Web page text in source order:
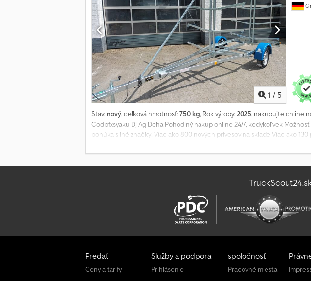
1 / 5
Stav: nový, celková hmotnosť:750 kg, Rok výroby:2025, nakupujte online
Codpfxsyaku Dj Ag Deha Pohodlný nákup online 24/7, kedykoľvek
ponúka silné značky! Viac ako 800 nových prívesov na sklade Viac ako
NAVY N7-17 KY na kanoe, kajak, SUP board, rám 750 kg, model 2025
pozinkovaný, 310-550 x 115 x 140 cm, odnímateľné osvetlenie, 7-pólová
nastaviteľné, oporné koleso 48 mm... Tento artikel je možné objednať len
Predať
Ceny a tarify
Služby a podpora
Prihlásenie
spoločnosť
Pracovné miesta